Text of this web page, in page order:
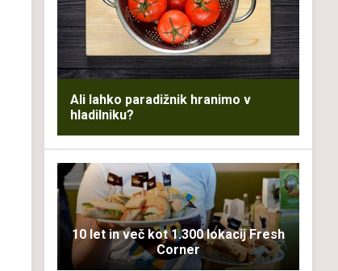
Ali lahko paradižnik hranimo v
hladilniku?
10 let in več kot 1.300 lokacij Fresh
Corner